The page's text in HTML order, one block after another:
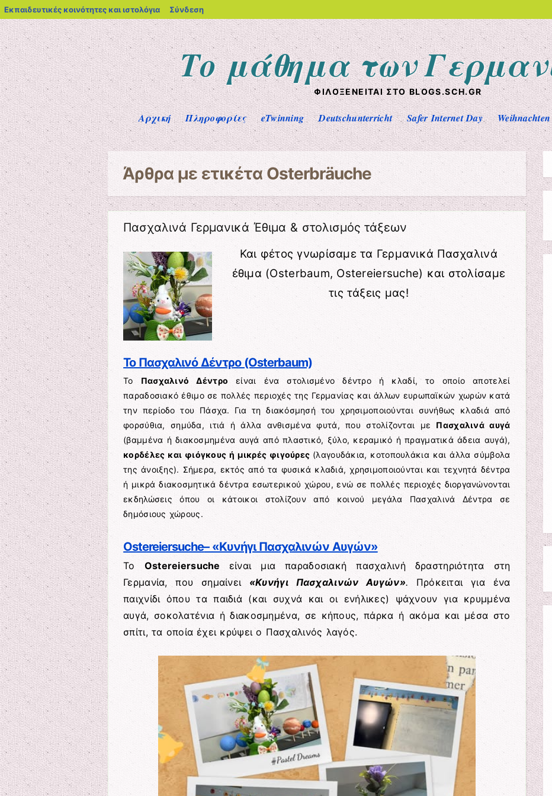
Εκπαιδευτικές κοινότητες και ιστολόγια blogs.sch.gr
Σύνδεση
Το μάθημα των
ΦΙΛΟΞΕΝΕΊΤΑΙ ΣΤΟ BLOGS.SCH.GR
Μενού
Μετάβαση στο περιεχόμενο
Αρχική Πληροφορίες eTwinning Deutschunterricht Safer Internet Day Weihnachten
Άρθρα με ετικέτα Osterbräuche
Πασχαλινά Γερμανικά Έθιμα & στολισμός τάξεων
Και φέτος γνωρίσαμε τα Γερμανικά Πασχαλινά
έθιμα (Osterbaum, Ostereiersuche) και στολίσαμε
τις τάξεις μας!
Το Πασχαλινό Δέντρο (Osterbaum)
Το Πασχαλινό Δέντρο είναι ένα στολισμένο δέντρο ή κλαδί, το οποίο αποτελεί
παραδοσιακό έθιμο σε πολλές περιοχές της Γερμανίας και άλλων ευρωπαϊκών χωρών κατά
την περίοδο του Πάσχα. Για τη διακόσμησή του χρησιμοποιούνται συνήθως κλαδιά από
φορσύθια, σημύδα, ιτιά ή άλλα ανθισμένα φυτά, που στολίζονται με Πασχαλινά αυγά
(βαμμένα ή διακοσμημένα αυγά από πλαστικό, ξύλο, κεραμικό ή πραγματικά άδεια αυγά),
κορδέλες και φιόγκους ή μικρές φιγούρες (λαγουδάκια, κοτοπουλάκια και άλλα σύμβολα
της άνοιξης). Σήμερα, εκτός από τα φυσικά κλαδιά, χρησιμοποιούνται και τεχνητά δέντρα
ή μικρά διακοσμητικά δέντρα εσωτερικού χώρου, ενώ σε πολλές περιοχές διοργανώνονται
εκδηλώσεις όπου οι κάτοικοι στολίζουν από κοινού μεγάλα Πασχαλινά Δέντρα σε
δημόσιους χώρους.
Ostereiersuche– «Κυνήγι Πασχαλινών Αυγών»
Το Ostereiersuche είναι μια παραδοσιακή πασχαλινή δραστηριότητα στη
Γερμανία, που σημαίνει «Κυνήγι Πασχαλινών Αυγών». Πρόκειται για ένα
παιχνίδι όπου τα παιδιά (και συχνά και οι ενήλικες) ψάχνουν για κρυμμένα
αυγά, σοκολατένια ή διακοσμημένα, σε κήπους, πάρκα ή ακόμα και μέσα στο
σπίτι, τα οποία έχει κρύψει ο Πασχαλινός λαγός.